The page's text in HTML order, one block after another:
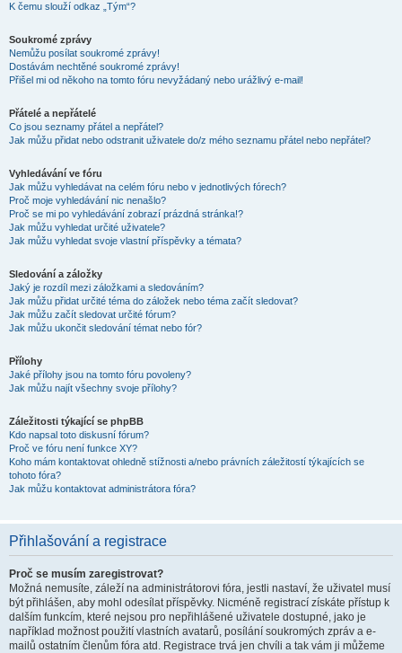
K čemu slouží odkaz „Tým“?
Soukromé zprávy
Nemůžu posílat soukromé zprávy!
Dostávám nechtěné soukromé zprávy!
Přišel mi od někoho na tomto fóru nevyžádaný nebo urážlivý e-mail!
Přátelé a nepřátelé
Co jsou seznamy přátel a nepřátel?
Jak můžu přidat nebo odstranit uživatele do/z mého seznamu přátel nebo nepřátel?
Vyhledávání ve fóru
Jak můžu vyhledávat na celém fóru nebo v jednotlivých fórech?
Proč moje vyhledávání nic nenašlo?
Proč se mi po vyhledávání zobrazí prázdná stránka!?
Jak můžu vyhledat určité uživatele?
Jak můžu vyhledat svoje vlastní příspěvky a témata?
Sledování a záložky
Jaký je rozdíl mezi záložkami a sledováním?
Jak můžu přidat určité téma do záložek nebo téma začít sledovat?
Jak můžu začít sledovat určité fórum?
Jak můžu ukončit sledování témat nebo fór?
Přílohy
Jaké přílohy jsou na tomto fóru povoleny?
Jak můžu najít všechny svoje přílohy?
Záležitosti týkající se phpBB
Kdo napsal toto diskusní fórum?
Proč ve fóru není funkce XY?
Koho mám kontaktovat ohledně stížnosti a/nebo právních záležitostí týkajících se
tohoto fóra?
Jak můžu kontaktovat administrátora fóra?
Přihlašování a registrace
Proč se musím zaregistrovat?
Možná nemusíte, záleží na administrátorovi fóra, jestli nastaví, že uživatel musí
být přihlášen, aby mohl odesílat příspěvky. Nicméně registrací získáte přístup k
dalším funkcím, které nejsou pro nepřihlášené uživatele dostupné, jako je
například možnost použití vlastních avatarů, posílání soukromých zpráv a e-
mailů ostatním členům fóra atd. Registrace trvá jen chvíli a tak vám ji můžeme